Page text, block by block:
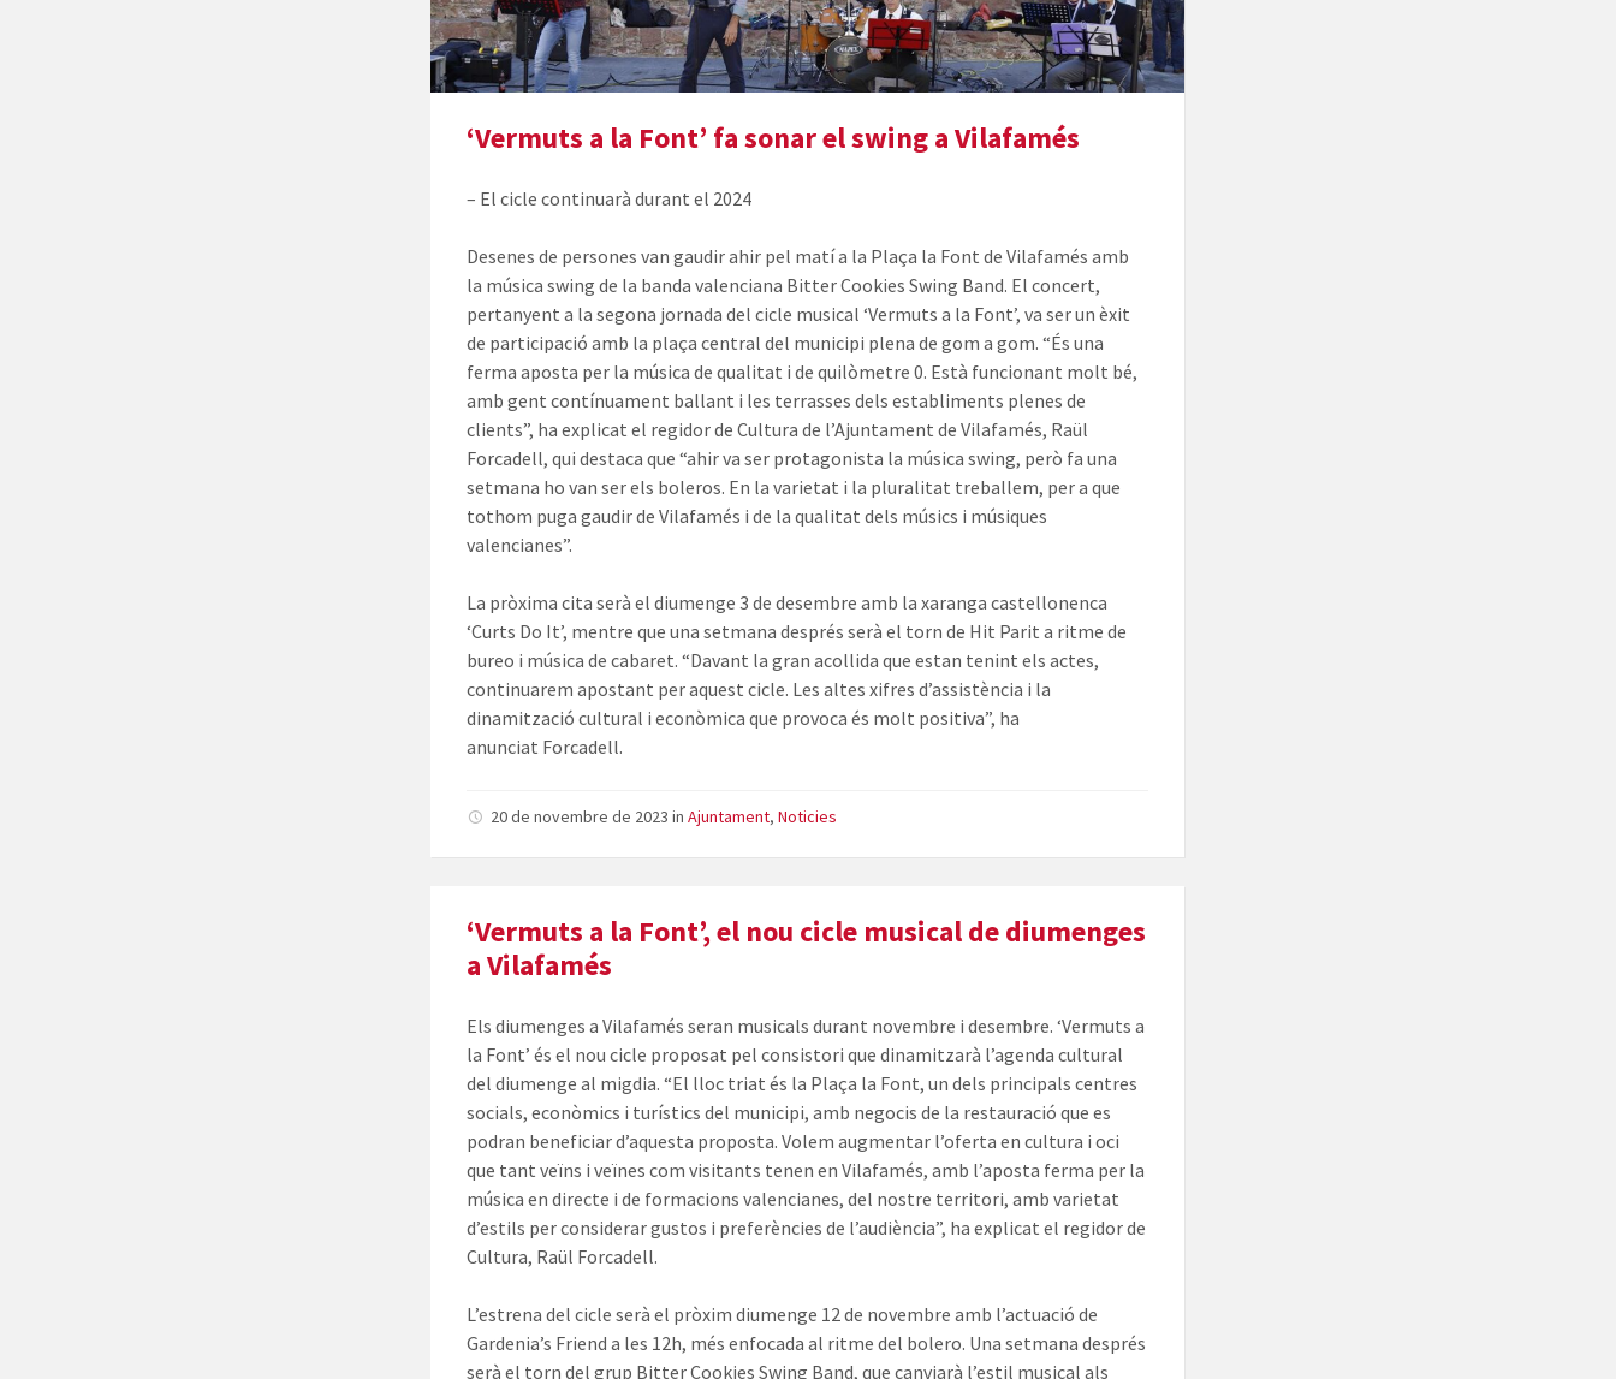
‘Vermuts a la Font’ fa sonar el swing a Vilafamés
– El cicle continuarà durant el 2024
Desenes de persones van gaudir ahir pel matí a la Plaça la Font de Vilafamés amb
la música swing de la banda valenciana Bitter Cookies Swing Band. El concert,
pertanyent a la segona jornada del cicle musical ‘Vermuts a la Font’, va ser un èxit
de participació amb la plaça central del municipi plena de gom a gom. “És una
ferma aposta per la música de qualitat i de quilòmetre 0. Està funcionant molt bé,
amb gent contínuament ballant i les terrasses dels establiments plenes de
clients”, ha explicat el regidor de Cultura de l’Ajuntament de Vilafamés, Raül
Forcadell, qui destaca que “ahir va ser protagonista la música swing, però fa una
setmana ho van ser els boleros. En la varietat i la pluralitat treballem, per a que
tothom puga gaudir de Vilafamés i de la qualitat dels músics i músiques
valencianes”.
La pròxima cita serà el diumenge 3 de desembre amb la xaranga castellonenca
‘Curts Do It’, mentre que una setmana després serà el torn de Hit Parit a ritme de
bureo i música de cabaret. “Davant la gran acollida que estan tenint els actes,
continuarem apostant per aquest cicle. Les altes xifres d’assistència i la
dinamització cultural i econòmica que provoca és molt positiva”, ha
anunciat Forcadell.
20 de novembre de 2023inAjuntament,Noticies
‘Vermuts a la Font’, el nou cicle musical de diumenges
a Vilafamés
Els diumenges a Vilafamés seran musicals durant novembre i desembre. ‘Vermuts a
la Font’ és el nou cicle proposat pel consistori que dinamitzarà l’agenda cultural
del diumenge al migdia. “El lloc triat és la Plaça la Font, un dels principals centres
socials, econòmics i turístics del municipi, amb negocis de la restauració que es
podran beneficiar d’aquesta proposta. Volem augmentar l’oferta en cultura i oci
que tant veïns i veïnes com visitants tenen en Vilafamés, amb l’aposta ferma per la
música en directe i de formacions valencianes, del nostre territori, amb varietat
d’estils per considerar gustos i preferències de l’audiència”, ha explicat el regidor de
Cultura, Raül Forcadell.
L’estrena del cicle serà el pròxim diumenge 12 de novembre amb l’actuació de
Gardenia’s Friend a les 12h, més enfocada al ritme del bolero. Una setmana després
serà el torn del grup Bitter Cookies Swing Band, que canviarà l’estil musical als